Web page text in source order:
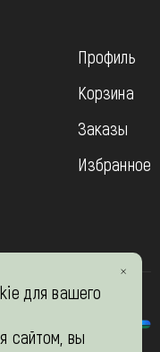
Профиль
Корзина
Заказы
Избранное
для вашего
сайтом, вы